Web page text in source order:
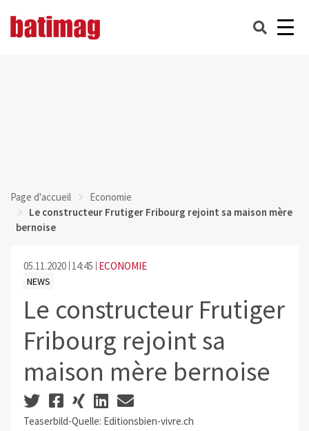
Page d'accueil
Economie
Le constructeur Frutiger Fribourg rejoint sa maison mère
bernoise
05.11.2020 14:45 ECONOMIE
NEWS
Le constructeur Frutiger
Fribourg rejoint sa
maison mère bernoise
Teaserbild-Quelle: Editionsbien-vivre.ch